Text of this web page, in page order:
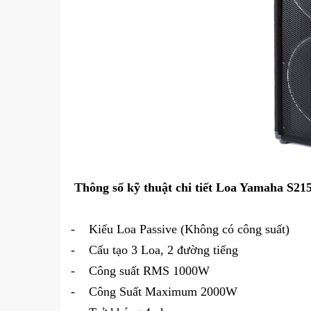
Thông số kỹ thuật chi tiết Loa Yamaha
- Kiểu Loa Passive (Không có công suất)
- Cấu tạo 3 Loa, 2 đường tiếng
- Công suất RMS 1000W
- Công Suất Maximum 2000W